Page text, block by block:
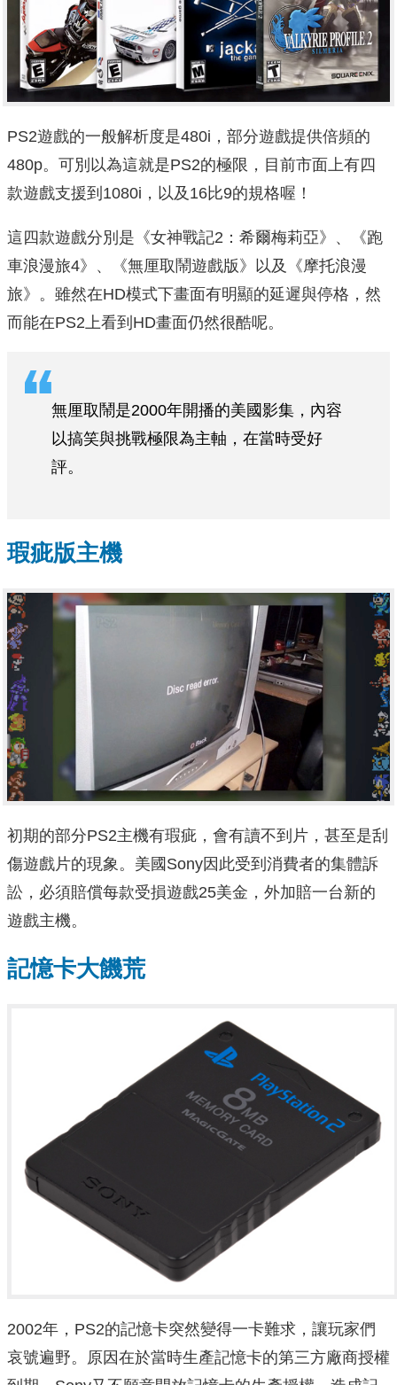
PS2遊戲的一般解析度是480i，部分遊戲提供倍頻的
480p。可別以為這就是PS2的極限，目前市面上有四
款遊戲支援到1080i，以及16比9的規格喔！
這四款遊戲分別是《女神戰記2：希爾梅莉亞》、《跑
車浪漫旅4》、《無厘取鬧遊戲版》以及《摩托浪漫
旅》。雖然在HD模式下畫面有明顯的延遲與停格，然
而能在PS2上看到HD畫面仍然很酷呢。
無厘取鬧是2000年開播的美國影集，內容
以搞笑與挑戰極限為主軸，在當時受好
評。
瑕疵版主機
初期的部分PS2主機有瑕疵，會有讀不到片，甚至是刮
傷遊戲片的現象。美國Sony因此受到消費者的集體訴
訟，必須賠償每款受損遊戲25美金，外加賠一台新的
遊戲主機。
記憶卡大饑荒
2002年，PS2的記憶卡突然變得一卡難求，讓玩家們
哀號遍野。原因在於當時生產記憶卡的第三方廠商授權